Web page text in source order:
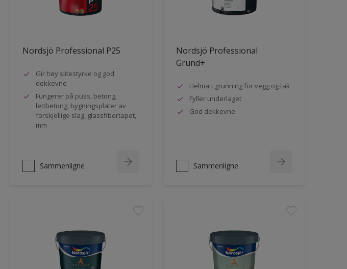
Nordsjö Professional P25
Gir høy slitestyrke og god
dekkevne
Fungerer på puss, betong,
lettbetong, bygningsplater av
forskjellige slag, glassfibertapet,
mm
Sammenligne
Nordsjö Professional
Grund+
Helmatt grunning for vegg og tak
Fyller underlaget
God dekkevne
Sammenligne